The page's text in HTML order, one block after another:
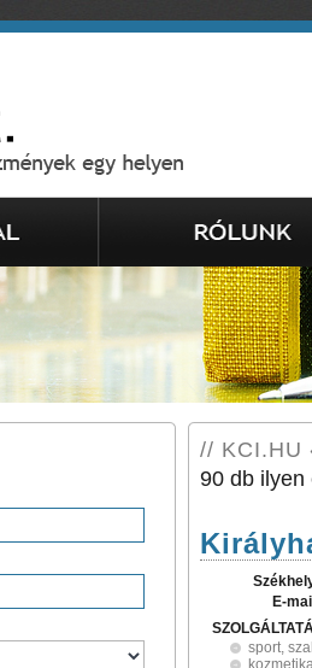
// KCI.HU
90 db ilyen
E-
sport,